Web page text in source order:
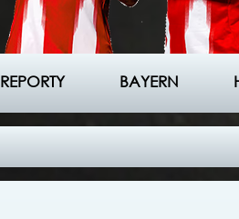
REPORTY BAYERN